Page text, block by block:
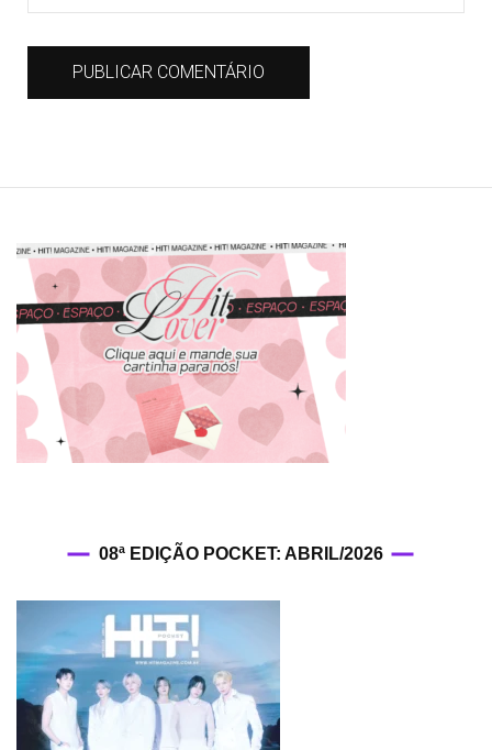
08ª EDIÇÃO POCKET: ABRIL/2026